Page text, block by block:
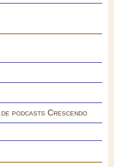
podcasts Crescendo